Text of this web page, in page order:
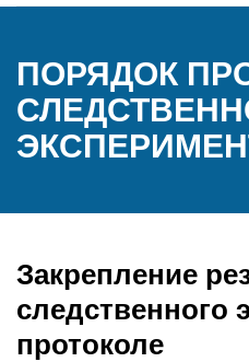
ПОРЯДОК
Закрепление
следственного
протоколе